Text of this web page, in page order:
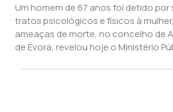
Um homem de 67 anos foi detido
tratos psicológicos e físicos à
ameaças de morte, no concelho de
de Évora, revelou hoje o Ministério